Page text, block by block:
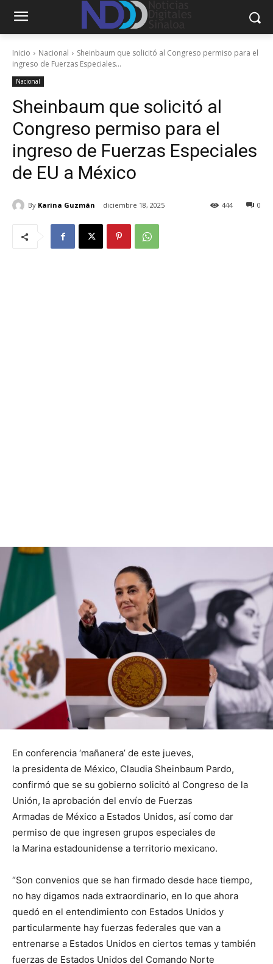
Inicio Nacional
Sheinbaum que solicitó al Congreso permiso para el
ingreso de Fuerzas Especiales...
Nacional
Sheinbaum que solicitó al
Congreso permiso para el
ingreso de Fuerzas Especiales
de EU a México
By Karina Guzmán diciembre 18, 2025 0
444
En conferencia ‘mañanera’ de este jueves,
la presidenta de México, Claudia Sheinbaum Pardo,
confirmó que se su gobierno solicitó al Congreso de la
Unión, la aprobación del envío de Fuerzas
Armadas de México a Estados Unidos, así como dar
permiso de que ingresen grupos especiales de
la Marina estadounidense a territorio mexicano.
“Son convenios que se han firmado desde hace tiempo,
no hay digamos nada extraordinario, en lo que ahora
quedó en el entendimiento con Estados Unidos y
particularmente hay fuerzas federales que van a
entrenarse a Estados Unidos en ciertos temas y también
fuerzas de Estados Unidos del Comando Norte